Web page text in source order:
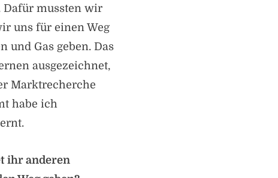
Dafür mussten wir
uns für einen Weg
und Gas geben. Das
ausgezeichnet,
Marktrecherche
habe ich
ihr anderen